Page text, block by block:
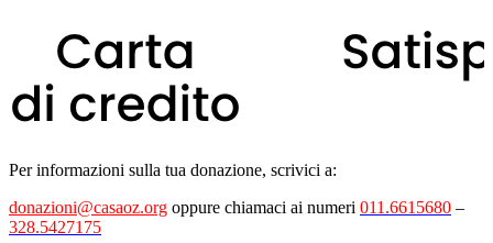
Per informazioni sulla tua donazione, scrivici a:
donazioni@casaoz.org oppure chiamaci ai numeri 011.6615680 –
328.5427175